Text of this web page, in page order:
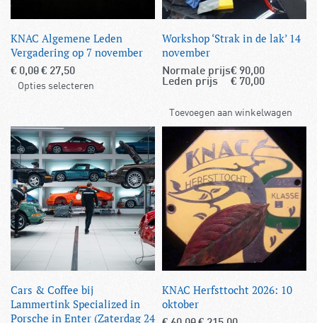
KNAC Algemene Leden
Vergadering op 7 november
€ 0,00 € 27,50
Opties selecteren
Workshop ‘Strak in de lak’ 14
november
Normale prijs€ 90,00
Leden prijs
€ 70,00
Toevoegen aan winkelwagen
Cars & Coffee bij
Lammertink Specialized in
Porsche in Enter (Zaterdag 24
KNAC Herfsttocht 2026: 10
oktober